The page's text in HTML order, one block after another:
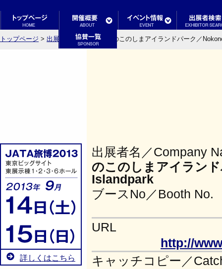
トップページ > 出展者検索結果一覧 > のこのしまアイランドパーク／
詳しくはこちら
出展者名／Company
のこのしまアイラン
Islandpark
ブースNo／Booth No.
URL
http://
キャッチコピー／